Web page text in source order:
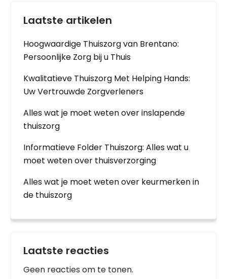
Laatste artikelen
Hoogwaardige Thuiszorg van Brentano:
Persoonlijke Zorg bij u Thuis
Kwalitatieve Thuiszorg Met Helping Hands:
Uw Vertrouwde Zorgverleners
Alles wat je moet weten over inslapende
thuiszorg
Informatieve Folder Thuiszorg: Alles wat u
moet weten over thuisverzorging
Alles wat je moet weten over keurmerken in
de thuiszorg
Laatste reacties
Geen reacties om te tonen.